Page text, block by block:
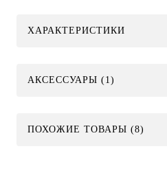
ХАРАКТЕРИСТИКИ
АКСЕССУАРЫ (1)
ПОХОЖИЕ ТОВАРЫ (8)